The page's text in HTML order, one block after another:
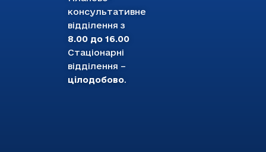
консультативне
відділення з
8.00 до 16.00
Стаціонарні
відділення –
цілодобово.